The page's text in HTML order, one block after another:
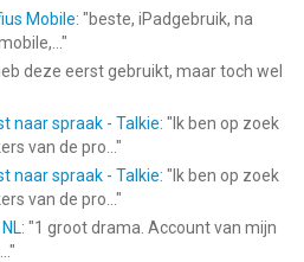
Mobile: "beste, iPadgebruik, na
"
deze eerst gebruikt, maar toch wel
naar spraak - Talkie: " Ik ben op zoek
van de pro... "
naar spraak - Talkie: " Ik ben op zoek
van de pro... "
: "1 groot drama. Account van mijn
"